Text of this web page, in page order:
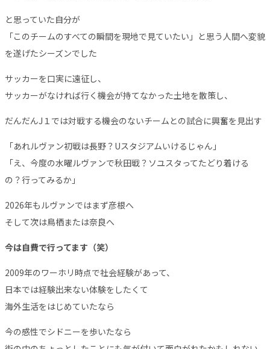
と思っていた自分が
「このチームのすべての瞬間を現地で見ていたい」と思う人間へ変貌
を遂げたシーズンでした
サッカーを口実に遠征し、
サッカーがなければ行く機会が持てなかった土地を散策し、
だんだんJ１では対戦する機会のないチームとの試合に興奮を見出す
「あれルヴァン初戦は長野？Uスタジアムいけるじゃん」
「え、今度の水曜ルヴァンで秋田戦？ソユスタってたどり着ける
の？行ってみるか」
2026年もルヴァンではまず彦根へ
そして次は鳥栖または奈良へ
今は自費で行ってます（笑）
2009年のワーホリ時点で社会経験があって、
日本では経験出来ない体験をしたくて
海外生活をはじめていたなら
今の感性でシドニーを歩いたなら